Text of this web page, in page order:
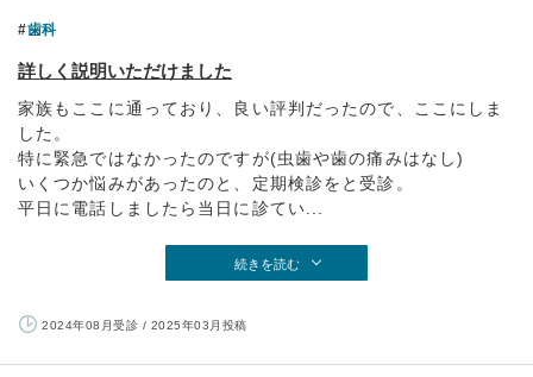
歯科
詳しく説明いただけました
家族もここに通っており、良い評判だったので、ここにしま
した。
特に緊急ではなかったのですが(虫歯や歯の痛みはなし)
いくつか悩みがあったのと、定期検診をと受診。
平日に電話しましたら当日に診てい...
続きを読む
2024年08月受診 / 2025年03月投稿